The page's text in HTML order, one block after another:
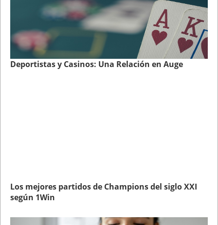
Deportistas y Casinos: Una Relación en Auge
Los mejores partidos de Champions del siglo XXI
según 1Win